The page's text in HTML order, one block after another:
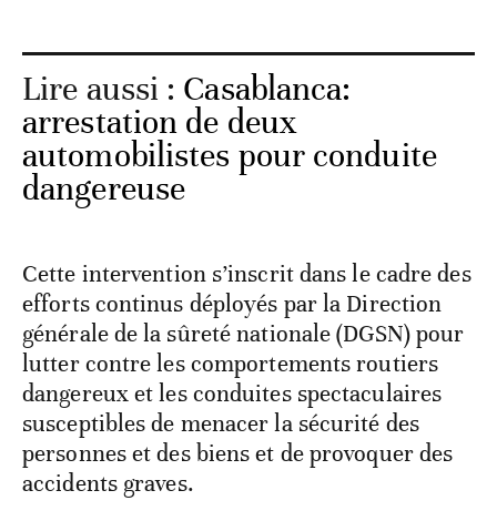
Lire aussi : Casablanca:
arrestation de deux
automobilistes pour conduite
dangereuse
Cette intervention s’inscrit dans le cadre des
efforts continus déployés par la Direction
générale de la sûreté nationale (DGSN) pour
lutter contre les comportements routiers
dangereux et les conduites spectaculaires
susceptibles de menacer la sécurité des
personnes et des biens et de provoquer des
accidents graves.